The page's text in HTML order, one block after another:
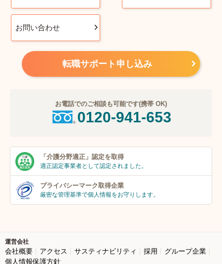
お問い合わせ
転職サポート申し込み
お電話でのご相談も可能です(携帯 OK)
0120-941-653
「介護分野適正」 認定を取得
適正認定事業者として認定されました。
プライバシーマーク取得企業
厳密な管理基準で個人情報をお守りします。
運営会社
会社概要 アクセス サスティナビリティ 採用
グループ企業
個人情報保護方針